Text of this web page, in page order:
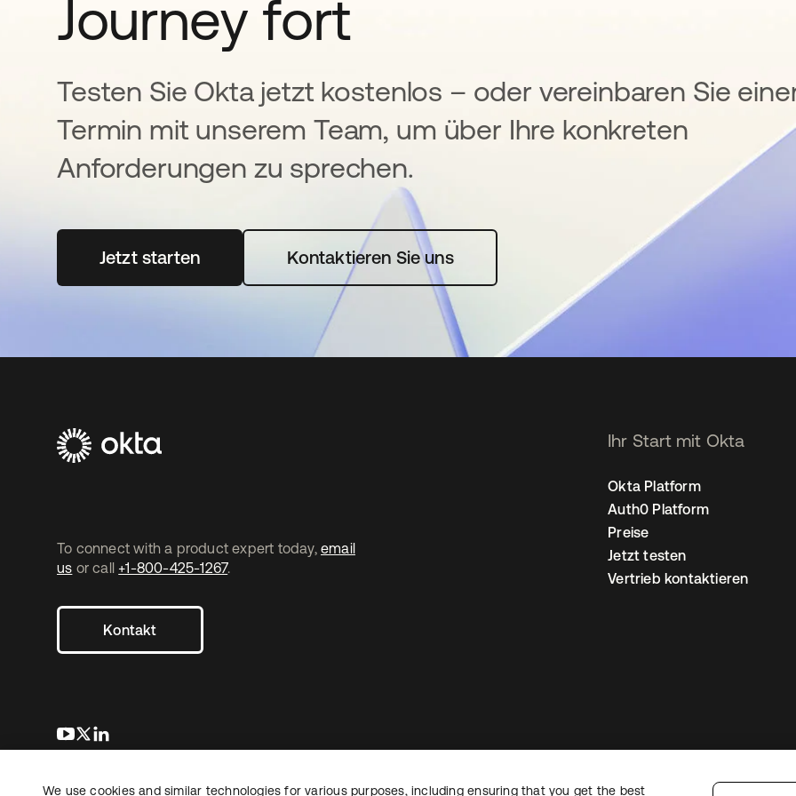
Journey fort
Testen Sie Okta jetzt kostenlos – oder vereinbaren Sie
Termin mit unserem Team, um über Ihre konkreten
Anforderungen zu sprechen.
Jetzt startenwird in einer neuen Registerkarte geöffnet
Kontaktieren Sie uns
To connect with a product expert today, email
us or call +1-800-425-1267.
Kontakt
wird in einer neuen Registerkarte geöffnet
wird in einer neuen Registerkarte geöffnet
Ihr Start mit Okta
Okta Platform
Auth0 Platform
Preise
Jetzt testen
Vertrieb kontaktieren
We use cookies and similar technologies for various purposes, including ensuring that you get the best